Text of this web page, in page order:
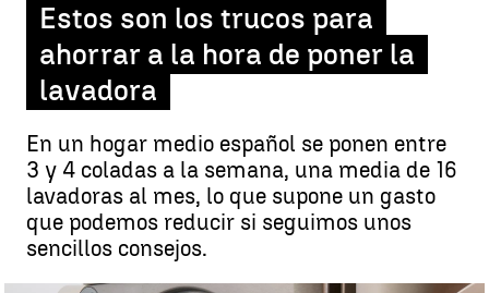
Estos son los trucos para
ahorrar a la hora de poner la
lavadora
En un hogar medio español se ponen entre
3 y 4 coladas a la semana, una media de 16
lavadoras al mes, lo que supone un gasto
que podemos reducir si seguimos unos
sencillos consejos.